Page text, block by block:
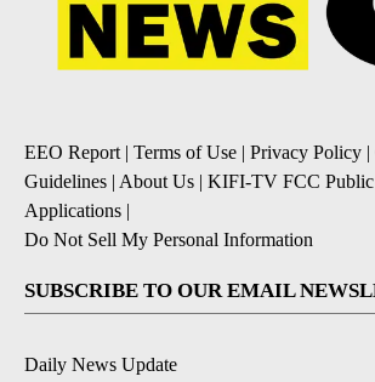
EEO Report| Terms of Use | Privacy Policy |
Guidelines | About Us | KIFI-TV FCC
Applications |
Do Not Sell My Personal Information
SUBSCRIBE TO OUR EMAIL
Daily News Update